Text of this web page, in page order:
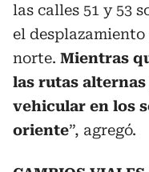
las calles 51 y 53
el
norte. Mientras
las rutas
vehicular en los
oriente”, agregó.